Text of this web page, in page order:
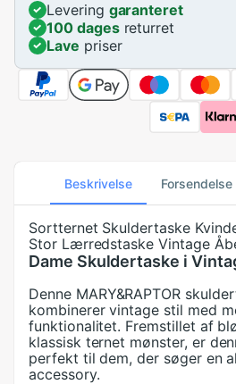
Levering garanteret
100 dagesreturret
Lave priser
Beskrivelse Forsendelse
Sortternet Skuldertaske
Stor Lærredstaske Vintage
Dame Skuldertaske i
Denne MARY&RAPTOR
kombinerer vintage stil med
funktionalitet. Fremstillet af
klassisk ternet mønster, er
perfekt til dem, der søger en
accessory.